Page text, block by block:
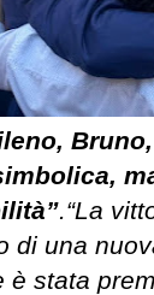
.“La
di una
è stata